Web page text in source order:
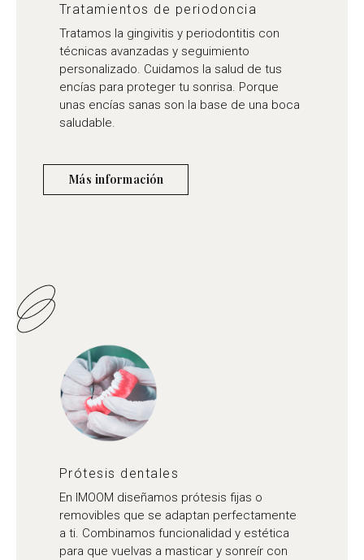
Prótesis dentales
En IMOOM diseñamos prótesis fijas o
removibles que se adaptan perfectamente
a ti. Combinamos funcionalidad y estética
para que vuelvas a masticar y sonreír con
Tratamientos de periodoncia
Tratamos la gingivitis y periodontitis con
técnicas avanzadas y seguimiento
personalizado. Cuidamos la salud de tus
encías para proteger tu sonrisa. Porque
unas encías sanas son la base de una boca
saludable.
Más información